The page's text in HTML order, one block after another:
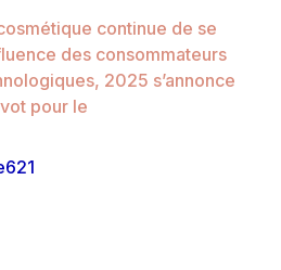
continue de se
des consommateurs
2025 s’annonce
pour le